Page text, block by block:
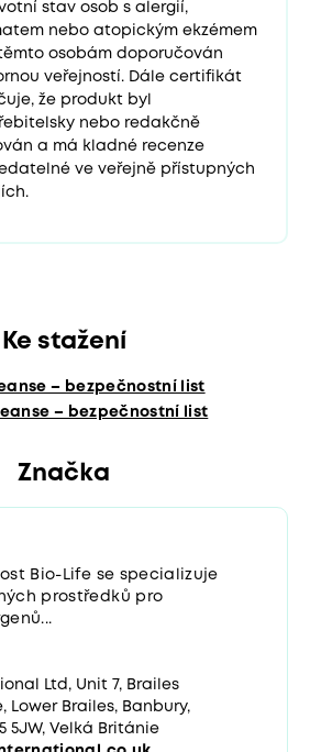
stav osob s alergií,
nebo atopickým ekzémem
osobám doporučován
veřejností. Dále certifikát
že produkt byl
nebo redakčně
a má kladné recenze
ve veřejně přístupných
Ke stažení
– bezpečnostní list
– bezpečnostní list
Značka
Bio-Life se specializuje
prostředků pro
Ltd, Unit 7, Brailes
Lower Brailes, Banbury,
5JW, Velká Británie